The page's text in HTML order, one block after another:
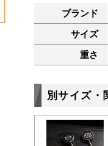
ブランド
サイズ
重さ
別サイズ・